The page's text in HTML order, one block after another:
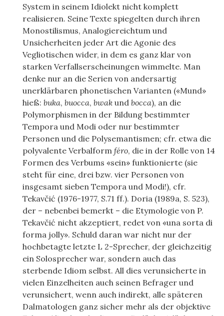
System in seinem Idiolekt nicht komplett
realisieren. Seine Texte spiegelten durch ihren
Monostilismus, Analogiereichtum und
Unsicherheiten jeder Art die Agonie des
Vegliotischen wider, in dem es ganz klar von
starken Verfallserscheinungen wimmelte. Man
denke nur an die Serien von andersartig
unerklärbaren phonetischen Varianten («Mund»
hieß: buka, buocca, bwak und bocca), an die
Polymorphismen in der Bildung bestimmter
Tempora und Modi oder nur bestimmter
Personen und die Polysemantismen; cfr. etwa die
polyvalente Verbalform féro, die in der Rolle von 14
Formen des Verbums «sein» funktionierte (sie
steht für eine, drei bzw. vier Personen von
insgesamt sieben Tempora und Modi!), cfr.
Tekavčić (1976-1977, S.71 ff.). Doria (1989a, S. 523),
der – nebenbei bemerkt – die Etymologie von P.
Tekavčić nicht akzeptiert, redet von «una sorta di
forma jolly». Schuld daran war nicht nur der
hochbetagte letzte L 2-Sprecher, der gleichzeitig
ein Solosprecher war, sondern auch das
sterbende Idiom selbst. All dies verunsicherte in
vielen Einzelheiten auch seinen Befrager und
verunsichert, wenn auch indirekt, alle späteren
Dalmatologen ganz sicher mehr als der objektive